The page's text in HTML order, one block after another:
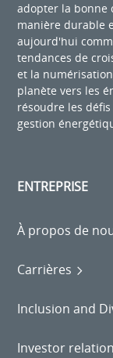
adopter la bonne
manière durable
aujourd'hui
tendances de
et la
planète vers les
résoudre les
gestion
ENTREPRISE
À propos de
Carrières
Inclusion and
Investor